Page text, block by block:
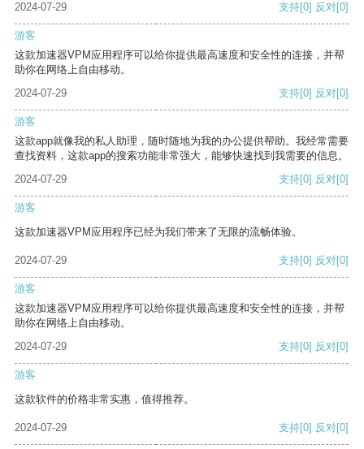
2024-07-29
支持[0] 反对[0]
游客
这款加速器VPM应用程序可以给你提供最高速度和安全性的连接，并帮
助你在网络上自由移动。
2024-07-29
支持[0] 反对[0]
游客
这款app就像我的私人助理，随时随地为我的办公提供帮助。我经常需要
查找资料，这款app的搜索功能非常强大，能够快速找到我需要的信息。
2024-07-29
支持[0] 反对[0]
游客
这款加速器VPM应用程序已经为我们带来了无限的流畅体验。
2024-07-29 支持[0] 反对[0]
游客
这款加速器VPM应用程序可以给你提供最高速度和安全性的连接，并帮
助你在网络上自由移动。
2024-07-29
支持[0] 反对[0]
游客
这款软件的价格非常实惠，值得推荐。
2024-07-29 支持[0] 反对[0]